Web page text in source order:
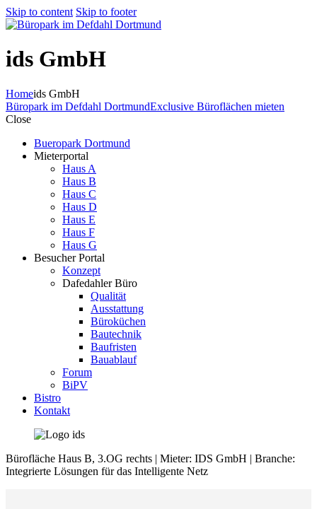
Skip to content Skip to footer
ids GmbH
Homeids GmbH
Büropark im Defdahl DortmundExclusive Büroflächen mieten
Close
Bueropark Dortmund
Mieterportal
Haus A
Haus B
Haus C
Haus D
Haus E
Haus F
Haus G
Besucher Portal
Konzept
Dafedahler Büro
Qualität
Ausstattung
Büroküchen
Bautechnik
Baufristen
Bauablauf
Forum
BiPV
Bistro
Kontakt
Bürofläche Haus B, 3.OG rechts | Mieter: IDS GmbH | Branche:
Integrierte Lösungen für das Intelligente Netz